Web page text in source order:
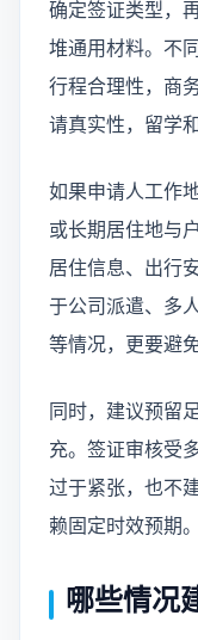
确定签证类型，
堆通用材料。不
行程合理性，商
请真实性，留学
如果申请人工作
或长期居住地与
居住信息、出行
于公司派遣、多
等情况，更要避
同时，建议预留
充。签证审核受
过于紧张，也不
赖固定时效预期。
哪些情况